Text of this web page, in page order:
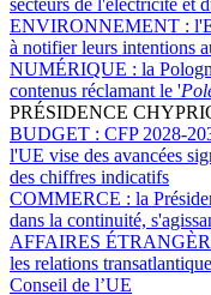
ENVIRONNEMENT :
à notifier leurs intentions
NUMÉRIQUE : la
contenus réclamant le '
PRÉSIDENCE
BUDGET : CFP 2028-
l'UE vise des avancées
des chiffres indicatifs
COMMERCE : la
dans la continuité,
AFFAIRES
les relations
Conseil de l’UE